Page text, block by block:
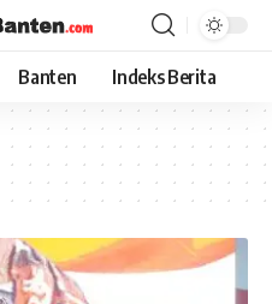
Banten Indeks Berita